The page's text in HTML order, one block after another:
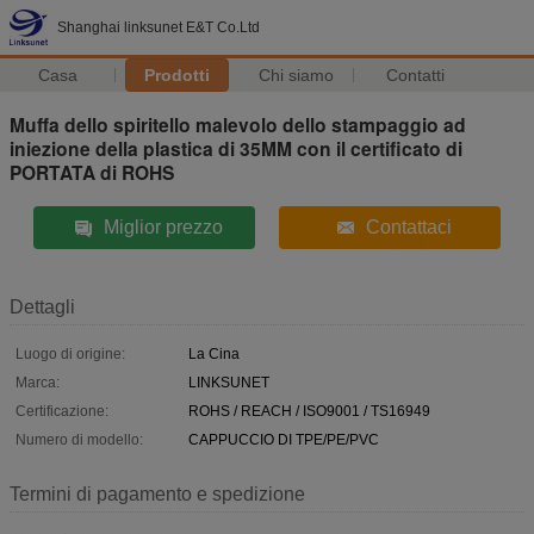
Shanghai linksunet E&T Co.Ltd
Casa Prodotti Chi siamo Contatti
Muffa dello spiritello malevolo dello stampaggio ad
iniezione della plastica di 35MM con il certificato di
PORTATA di ROHS
Miglior prezzo Contattaci
Dettagli
Luogo di origine:
La Cina
Marca:
LINKSUNET
Certificazione:
ROHS / REACH / ISO9001 / TS16949
Numero di modello:
CAPPUCCIO DI TPE/PE/PVC
Termini di pagamento e spedizione